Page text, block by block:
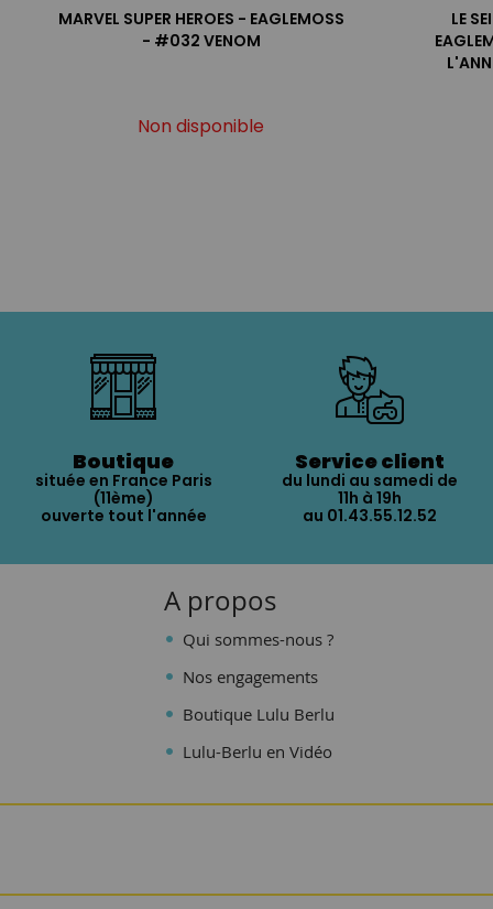
MARVEL SUPER HEROES - EAGLEMOSS
- #032 VENOM
Non disponible
LE
Boutique
située en France Paris
(11ème)
ouverte tout l'année
Service client
du lundi au samedi de
11h à 19h
au 01.43.55.12.52
A propos
Qui sommes-nous ?
Nos engagements
Boutique Lulu Berlu
Lulu-Berlu en Vidéo